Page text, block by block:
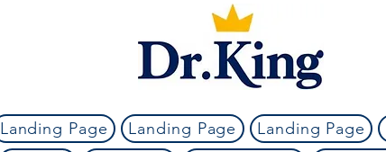
Landing Page
Landing Page
Landing Page